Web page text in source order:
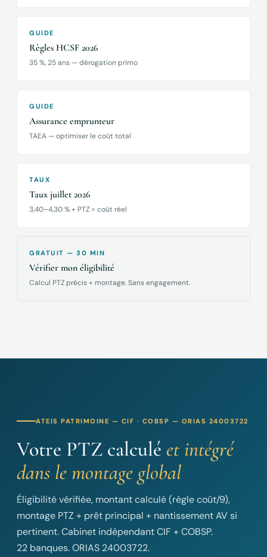
GUIDE
Règles HCSF 2026
35 %, 25 ans — dérogation primo
GUIDE
Assurance emprunteur
TAEA — optimiser le coût total
TAUX
Taux juillet 2026
3,40–4,30 % + PTZ = coût réel
GRATUIT — 30 MIN
Vérifier mon éligibilité
Calcul PTZ précis + montage. Sans engagement.
ATEIS PATRIMOINE — CIF · COBSP — ORIAS 24003722
Votre PTZ calculé et intégré
dans le montage global
Éligibilité vérifiée, montant calculé (règle coût/9),
montage PTZ + prêt principal + nantissement AV si
pertinent. Cabinet indépendant CIF + COBSP.
22 banques. ORIAS 24003722.